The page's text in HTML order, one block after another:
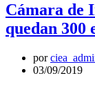
Cámara de
quedan 300
por
03/09/2019